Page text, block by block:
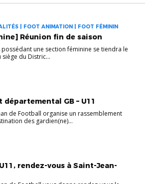
| FOOT ANIMATION | FOOT FÉMININ
Réunion fin de saison
une section féminine se tiendra le
siège du Distric...
départemental GB – U11
de Football organise un rassemblement
des gardien(ne)...
rendez-vous à Saint-Jean-